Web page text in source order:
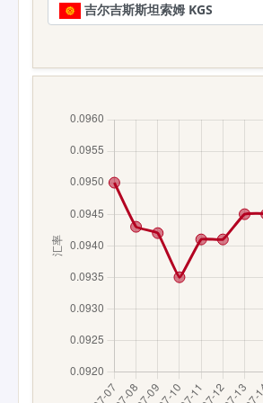
吉尔吉斯斯坦索姆 KGS